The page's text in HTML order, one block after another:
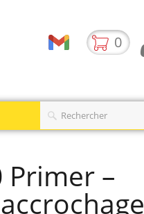
0
Primer –